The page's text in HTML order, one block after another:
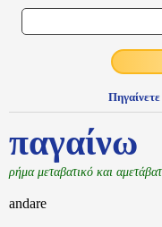
Πηγαίνετε
παγαίνω
ρήμα μεταβατικό και
andare